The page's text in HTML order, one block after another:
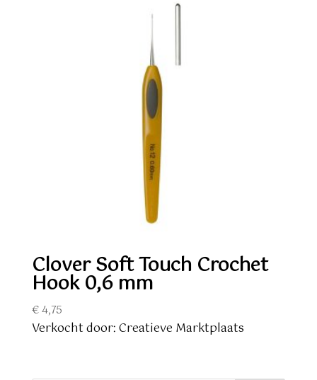
Clover Soft Touch Crochet
Hook 0,6 mm
€4,75
Verkocht door: Creatieve Marktplaats